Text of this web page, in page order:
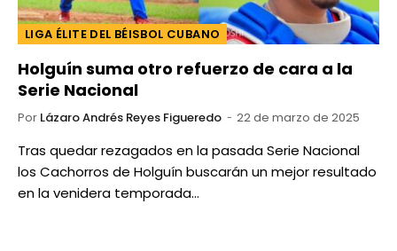
LIGA ÉLITE DEL BÉISBOL CUBANO
Holguín suma otro refuerzo de cara a la
Serie Nacional
Por Lázaro Andrés Reyes Figueredo 22 de marzo de 2025
Tras quedar rezagados en la pasada Serie Nacional
los Cachorros de Holguín buscarán un mejor resultado
en la venidera temporada…